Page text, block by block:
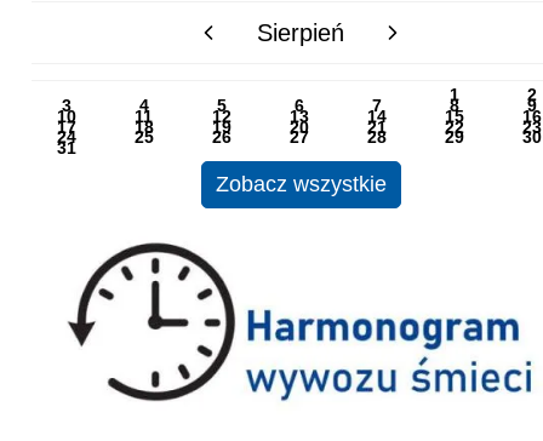
poprzedni miesiącSierpień następny miesiąc
1 2
3 4 5 6 7 8 9
10 11 12 13 14 15 16
17 18 19 20 21 22 23
24 25 26 27 28 29 30
31
Zobacz wszystkie
Harmonogram wywozu śmieci